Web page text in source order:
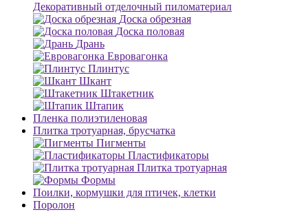
Декоративный отделочный пиломатериал
Доска обрезная
Доска половая
Дрань
Евровагонка
Плинтус
Шкант
Штакетник
Штапик
Пленка полиэтиленовая
Плитка тротуарная, брусчатка
Пигменты
Пластификаторы
Плитка тротуарная
Формы
Поилки, кормушки для птичек, клетки
Поролон